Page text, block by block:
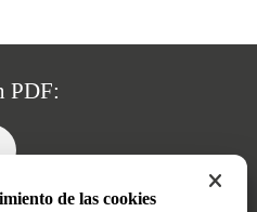
PDF:
de las cookies